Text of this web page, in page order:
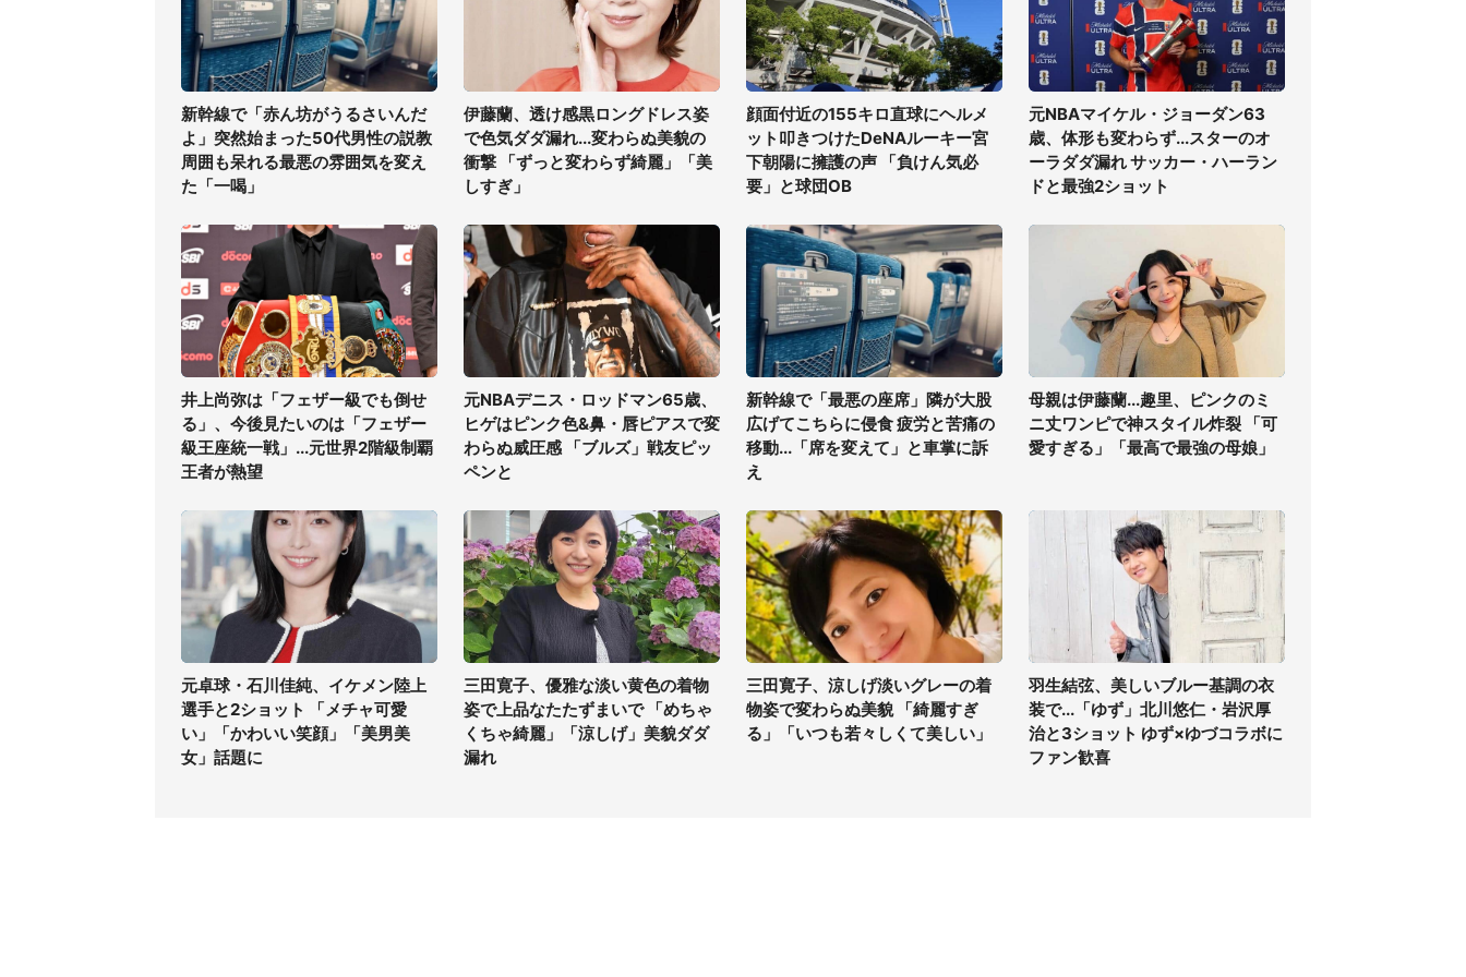
新幹線で「赤ん坊がうるさいんだ
よ」突然始まった50代男性の説教
周囲も呆れる最悪の雰囲気を変え
た「一喝」
伊藤蘭、透け感黒ロングドレス姿
で色気ダダ漏れ...変わらぬ美貌の
衝撃 「ずっと変わらず綺麗」「美
しすぎ」
顔面付近の155キロ直球にヘルメ
ット叩きつけたDeNAルーキー宮
下朝陽に擁護の声 「負けん気必
要」と球団OB
元NBAマイケル・ジョーダン63
歳、体形も変わらず...スターのオ
ーラダダ漏れ サッカー・ハーラン
ドと最強2ショット
井上尚弥は「フェザー級でも倒せ
る」、今後見たいのは「フェザー
級王座統一戦」...元世界2階級制覇
王者が熱望
元NBAデニス・ロッドマン65歳、
ヒゲはピンク色&鼻・唇ピアスで変
わらぬ威圧感 「ブルズ」戦友ピッ
ペンと
新幹線で「最悪の座席」隣が大股
広げてこちらに侵食 疲労と苦痛の
移動...「席を変えて」と車掌に訴
え
母親は伊藤蘭...趣里、ピンクのミ
ニ丈ワンピで神スタイル炸裂 「可
愛すぎる」「最高で最強の母娘」
元卓球・石川佳純、イケメン陸上
選手と2ショット 「メチャ可愛
い」「かわいい笑顔」「美男美
女」話題に
三田寛子、優雅な淡い黄色の着物
姿で上品なたたずまいで 「めちゃ
くちゃ綺麗」「涼しげ」美貌ダダ
漏れ
三田寛子、涼しげ淡いグレーの着
物姿で変わらぬ美貌 「綺麗すぎ
る」「いつも若々しくて美しい」
羽生結弦、美しいブルー基調の衣
装で...「ゆず」北川悠仁・岩沢厚
治と3ショット ゆず×ゆづコラボに
ファン歓喜